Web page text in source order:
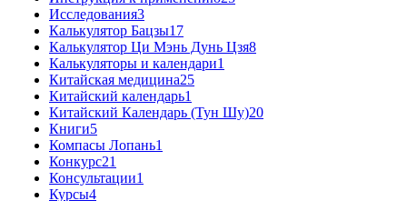
Исследования3
Калькулятор Бацзы17
Калькулятор Ци Мэнь Дунь Цзя8
Калькуляторы и календари1
Китайская медицина25
Китайский календарь1
Китайский Календарь (Тун Шу)20
Книги5
Компасы Лопань1
Конкурс21
Консультации1
Курсы4